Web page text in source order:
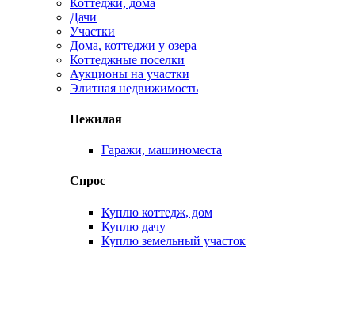
Дачи
Участки
Дома, коттеджи у озера
Коттеджные поселки
Аукционы на участки
Элитная недвижимость
Нежилая
Гаражи, машиноместа
Спрос
Куплю коттедж, дом
Куплю дачу
Куплю земельный участок